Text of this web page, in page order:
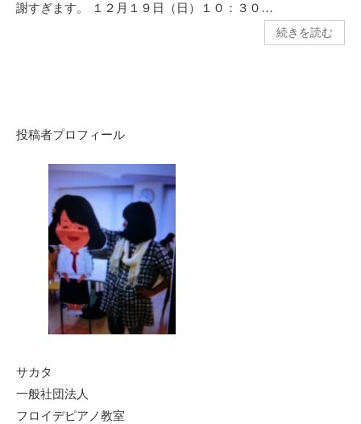
謝すぎます。 １２月１９日（日）１０：３０…
続きを読む
投稿者プロフィール
サカタ
一般社団法人
フロイデピアノ教室